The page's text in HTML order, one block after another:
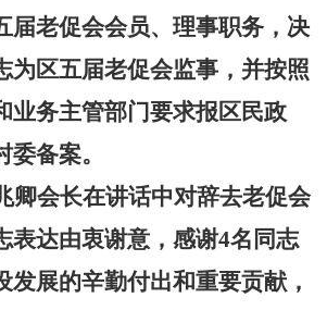
届老促会会员、理事职务，决
为区五届老促会监事，并按照
业务主管部门要求报区民政
备案。
卿会长在讲话中对辞去老促会
表达由衷谢意，感谢4名同志
发展的辛勤付出和重要贡献，